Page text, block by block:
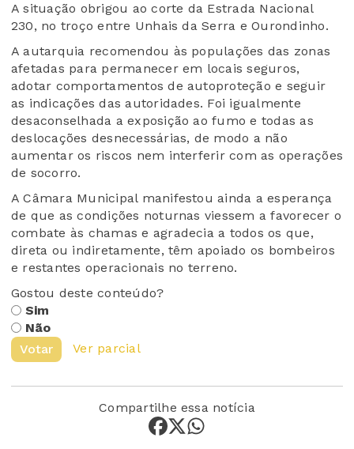
A situação obrigou ao corte da Estrada Nacional
230, no troço entre Unhais da Serra e Ourondinho.
A autarquia recomendou às populações das zonas
afetadas para permanecer em locais seguros,
adotar comportamentos de autoproteção e seguir
as indicações das autoridades. Foi igualmente
desaconselhada a exposição ao fumo e todas as
deslocações desnecessárias, de modo a não
aumentar os riscos nem interferir com as operações
de socorro.
A Câmara Municipal manifestou ainda a esperança
de que as condições noturnas viessem a favorecer o
combate às chamas e agradecia a todos os que,
direta ou indiretamente, têm apoiado os bombeiros
e restantes operacionais no terreno.
Gostou deste conteúdo?
Sim
Não
Votar
Ver parcial
Compartilhe essa notícia